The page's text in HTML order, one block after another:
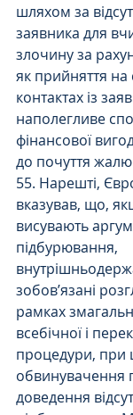
шляхом за
заявника для
злочину за
як прийняття на
контактах із
наполегливе
фінансової
до почуття
55. Нарешті,
вказував, що,
висувають
підбурювання,
зобов’язані
рамках
всебічної і
процедури, при
обвинувачення
доведення